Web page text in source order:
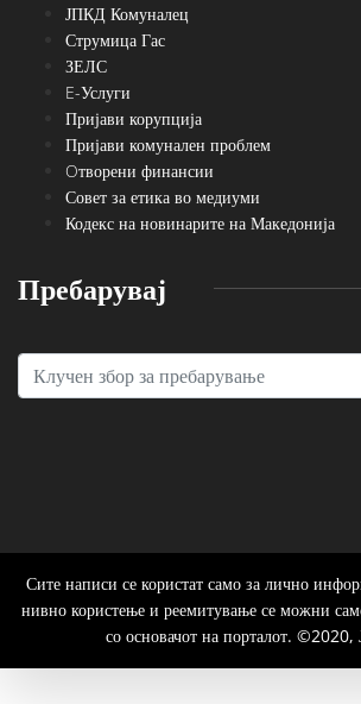
ЈПКД Комуналец
Струмица Гас
ЗЕЛС
E-Услуги
Пријави корупција
Пријави комунален проблем
Oтворени финансии
Совет за етика во медиуми
Кодекс на новинарите на Македонија
Пребарувај
Сите написи се користат само за лично
нивно користење и реемитување се можни
со основачот на порталот. ©2020,